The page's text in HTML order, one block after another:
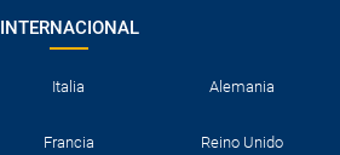
INTERNACIONAL
Italia Alemania
Francia Reino Unido